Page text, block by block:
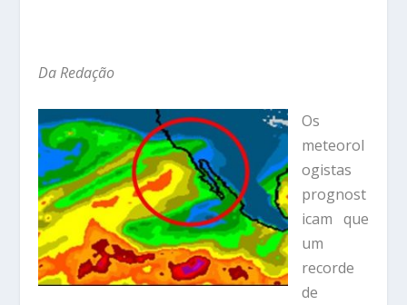
Da Redação
Os
meteorol
ogistas
prognost
icam que
um
recorde
de